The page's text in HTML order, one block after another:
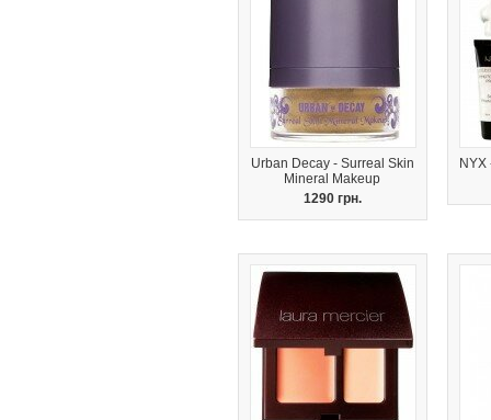
Urban Decay - Surreal Skin
Mineral Makeup
1290 грн.
NYX